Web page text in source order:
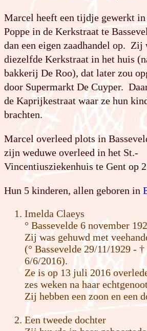
Marcel heeft een tijdje gewerkt
Poppe in de Kerkstraat te
dan een eigen zaadhandel op. Zij
diezelfde Kerkstraat in het huis
bakkerij De Roo), dat later zou
door Supermarkt De Cuyper.
de Kaprijkestraat waar ze hun
brachten.
Marcel overleed plots in
zijn weduwe overleed in het St.-
Vincentiusziekenhuis te Gent op
Hun 5 kinderen, allen geboren in
Imelda Claeys
° Bassevelde 6 november
Zij was gehuwd met
(° Bassevelde 29/11/1929 -
6/6/2016).
Ze is op 13 juli 2016
zes weken na haar
Zij hebben een zoon en een
Een tweede dochter